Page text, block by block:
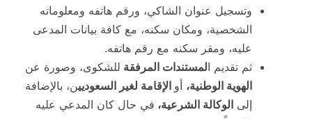
وتسجيل عنوان الشاكي، ورقم هاتفه ومعلوماته
الشخصية، ومكان سكنه، مع كافة بيانات المدعى
عليه، ومقر سكنه مع رقم هاتفه.
ثم تقديم المستندات المرفقة للشكوى، وصورة عن
الهوية الوطنية، أو الإقامة لغير السعوديين، بالإضافة
إلى الوكالة الشرعية، في حال كان المدعي عليه